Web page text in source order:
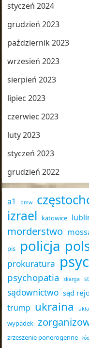
styczeń 2024
grudzień 2023
październik 2023
wrzesień 2023
sierpień 2023
lipiec 2023
czerwiec 2023
luty 2023
styczeń 2023
grudzień 2022
a1 bmw
izrael katowice
morderstwo
pis policja
prokuratura
psychopatia
skarga
sądownictwo sąd
trump ukraina
wypadek
zrzeszenie ponerogenne